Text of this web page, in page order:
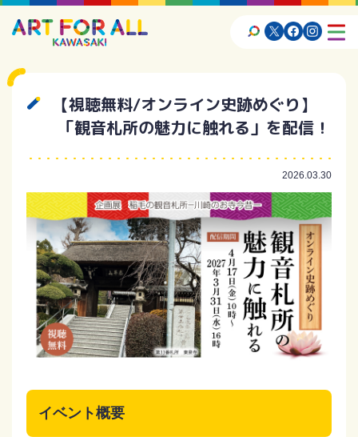
【視聴無料/オンライン史跡めぐり】
「観音札所の魅力に触れる」を配信！
2026.03.30
イベント概要